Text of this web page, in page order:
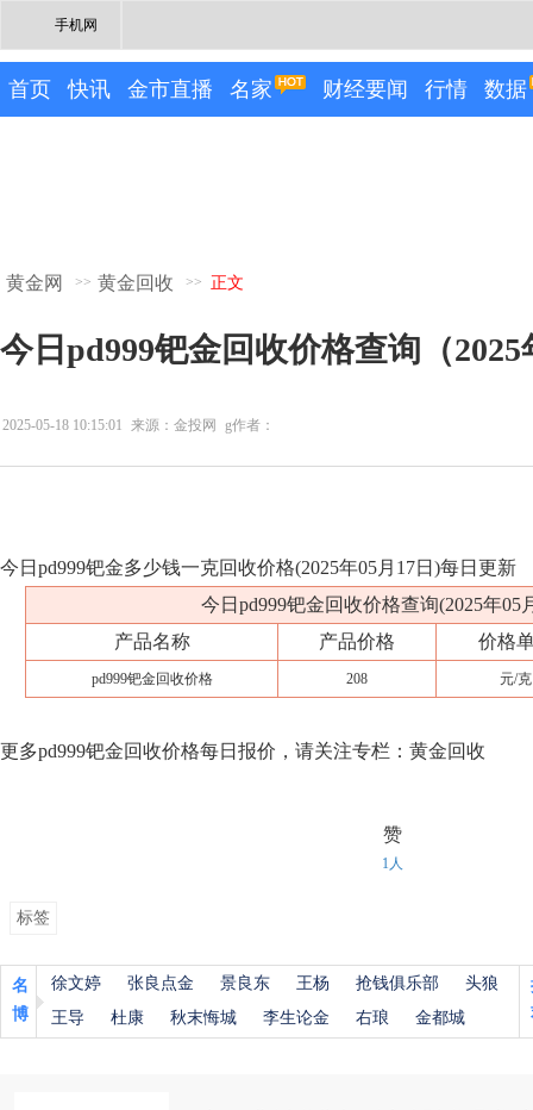
手机网
首页 快讯 金市直播 名家 财经要闻 行情 数据
黄金网 >> 黄金回收 >> 正文
今日pd999钯金回收价格查询（2025
2025-05-18 10:15:01 来源：金投网 g作者：
今日pd999钯金多少钱一克回收价格(2025年05月17日)每日更新
今日pd999钯金回收价格查询(2025年05
产品名称
产品价格 价格
pd999钯金回收价格 208 元/克
更多pd999钯金回收价格每日报价，请关注专栏：黄金回收
赞
1人
标签
名
博
徐文婷 张良点金 景良东 王杨 抢钱俱乐部
头狼
王导
杜康 秋末悔城 李生论金 右琅 金都城